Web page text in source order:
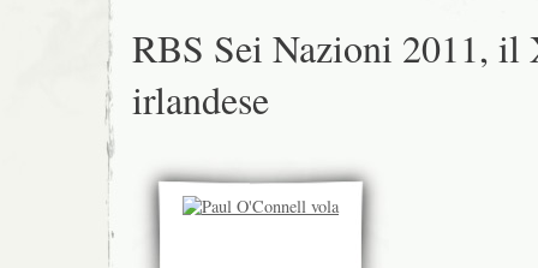
RBS Sei Nazioni 2011, il
irlandese